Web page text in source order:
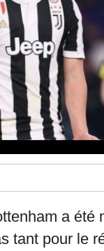
a été
tant pour le